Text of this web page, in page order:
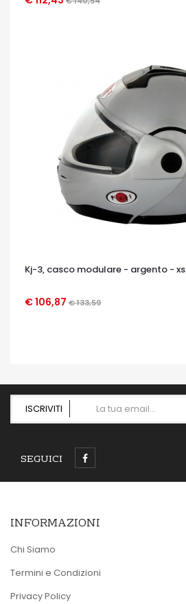
OCCHIATA VELOCE
Kj-3, casco modulare - argento - xs
€ 106,87 € 133,59
OCCHIATA VELOCE
ISCRIVITI
SEGUICI
INFORMAZIONI
Chi Siamo
Termini e Condizioni
Privacy Policy